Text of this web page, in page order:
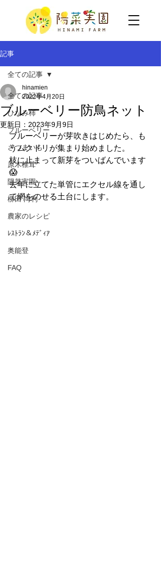
記事
全ての記事
ひなみ柿
ブルーベリー
さつまいも
原木椎茸
陽菜実園
柳田 尚利
農家のレシピ
ﾚｽﾄﾗﾝ＆ﾒﾃﾞｨｱ
奥能登
FAQ
全ての記事
ブルーベリー防鳥ネット
hinamien
2022年4月20日
更新日： 2023年9月9日
ブルーベリーが芽吹きはじめたら、も
うムクドリが集まり始めました。
枝に止まって新芽をついばんでいます
😱
去年に立てた単管にエクセル線を通し
て網をのせる土台にします。